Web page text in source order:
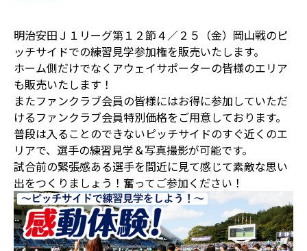
明治安田Ｊ１リーグ第１２節４／２５（金）岡山戦のピ
ッチサイドでの練習見学参加権を販売いたします。
ホーム側だけでなくアウェイサポーターの皆様のエリア
も販売いたします！
またファンクラブ会員の皆様にはお得に参加していただ
けるファンクラブ会員特別価格をご用意しております。
普段は入ることのできないピッチサイドのすぐ近くのエ
リアで、選手の練習見学＆写真撮影が可能です。
試合前の緊張感ある選手を間近に見て感じて素敵な思い
出をつくりましょう！奮ってご参加ください！